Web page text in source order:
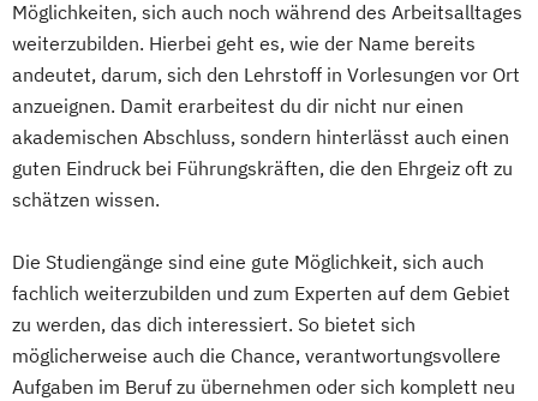
Strategische Unternehmensplanung &
Financial Modeling
Strategisches
Geschäftsprozessmanagement
Strategy & Leadership
Supply Chain Management (SCM)
Transport- und Logistikrecht
Transportsysteme
UX Design & Management
Unternehmensführung
Online Marketing und E-Commerce
Software Engineering
Vertriebsmanagement
Möglichkeiten, sich auch noch während des Arbeitsalltages
weiterzubilden. Hierbei geht es, wie der Name bereits
andeutet, darum, sich den Lehrstoff in Vorlesungen vor Ort
anzueignen. Damit erarbeitest du dir nicht nur einen
akademischen Abschluss, sondern hinterlässt auch einen
guten Eindruck bei Führungskräften, die den Ehrgeiz oft zu
schätzen wissen.
Die Studiengänge sind eine gute Möglichkeit, sich auch
fachlich weiterzubilden und zum Experten auf dem Gebiet
zu werden, das dich interessiert. So bietet sich
möglicherweise auch die Chance, verantwortungsvollere
Aufgaben im Beruf zu übernehmen oder sich komplett neu